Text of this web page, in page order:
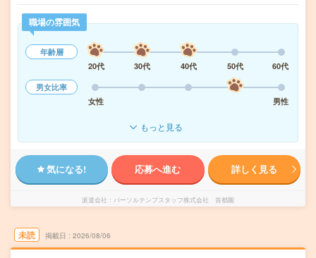
職場の雰囲気
年齢層
20代
30代 40代 50代
60代
男女比率
女性
男性
もっと見る
気になる! 応募へ進む 詳しく見る
派遣会社 パーソルテンプスタッフ株式会社 首都圏
未読 掲載日 2026/08/06